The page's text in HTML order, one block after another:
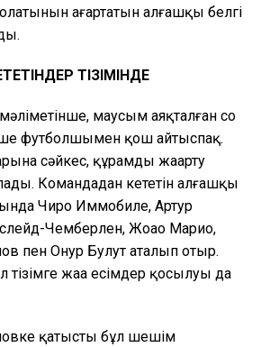
аңғартатын алғашқы белгі
ТІЗІМІНДЕ
мәліметінше, маусым аяқталған соң
футболшымен қош айтыспақ.
сәйкес, құрамды жаңарту
Командадан кететін алғашқы
Чиро Иммобиле, Артур
Чемберлен, Жоао Марио,
пен Онур Булут аталып отыр.
тізімге жаңа есімдер қосылуы да
қатысты бұл шешім